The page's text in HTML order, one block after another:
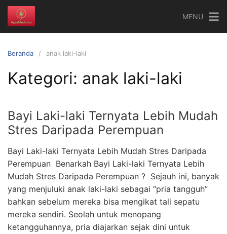
Langsung
konten
MENU
Beranda anak laki-laki
Kategori: anak laki-laki
Bayi Laki-laki Ternyata Lebih Mudah
Stres Daripada Perempuan
Bayi Laki-laki Ternyata Lebih Mudah Stres Daripada
Perempuan Benarkah Bayi Laki-laki Ternyata Lebih
Mudah Stres Daripada Perempuan ? Sejauh ini, banyak
yang menjuluki anak laki-laki sebagai “pria tangguh”
bahkan sebelum mereka bisa mengikat tali sepatu
mereka sendiri. Seolah untuk menopang
ketangguhannya, pria diajarkan sejak dini untuk